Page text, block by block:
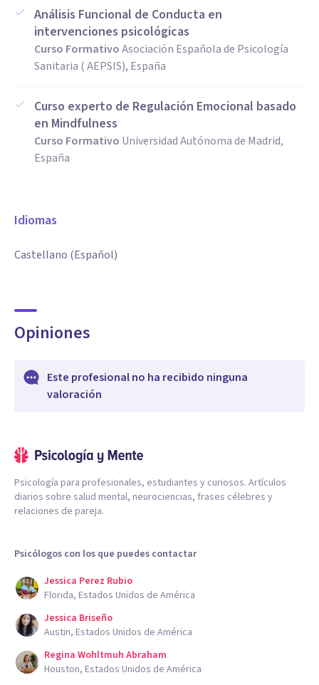
Análisis Funcional de Conducta en
intervenciones psicológicas
Curso FormativoAsociación Española de Psicología
Sanitaria ( AEPSIS), España
Curso experto de Regulación Emocional basado
en Mindfulness
Curso Formativo Universidad Autónoma de Madrid,
España
Idiomas
Castellano (Español)
Opiniones
Este profesional no ha recibido ninguna
valoración
Psicología para profesionales, estudiantes y curiosos. Artículos
diarios sobre salud mental, neurociencias, frases célebres y
relaciones de pareja.
Psicólogos con los que puedes contactar
Jessica Perez Rubio
Florida, Estados Unidos de América
Jessica Briseño
Austin, Estados Unidos de América
Regina Wohltmuh Abraham
Houston, Estados Unidos de América